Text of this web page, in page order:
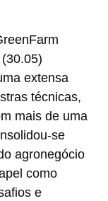
extensa
técnicas,
mais de uma
se
agronegócio
como
e